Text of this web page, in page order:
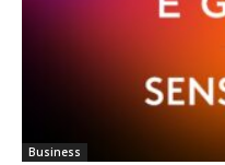
Business